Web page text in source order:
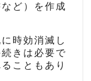
ど）を作成
時効消滅し
きは必要で
こともあり